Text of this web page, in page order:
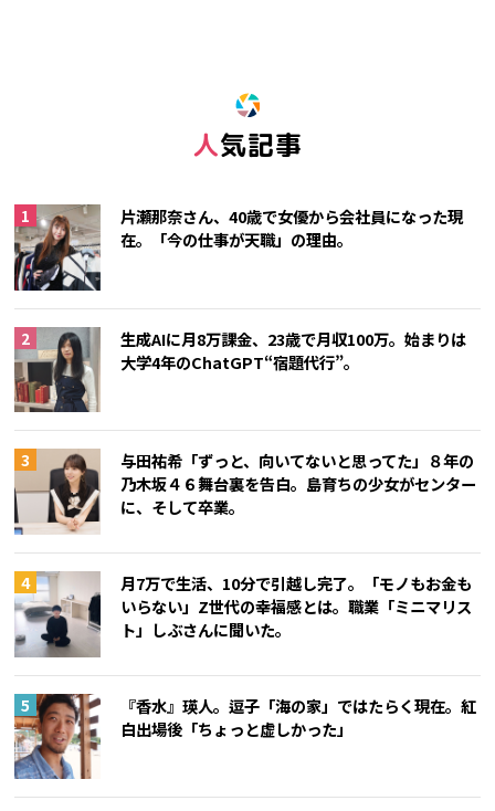
人気記事
片瀬那奈さん、40歳で女優から会社員になった現
在。「今の仕事が天職」の理由。
生成AIに月8万課金、23歳で月収100万。始まりは
大学4年のChatGPT“宿題代行”。
与田祐希「ずっと、向いてないと思ってた」８年の
乃木坂４６舞台裏を告白。島育ちの少女がセンター
に、そして卒業。
月7万で生活、10分で引越し完了。「モノもお金も
いらない」Z世代の幸福感とは。職業「ミニマリス
ト」しぶさんに聞いた。
『香水』瑛人。逗子「海の家」ではたらく現在。紅
白出場後「ちょっと虚しかった」